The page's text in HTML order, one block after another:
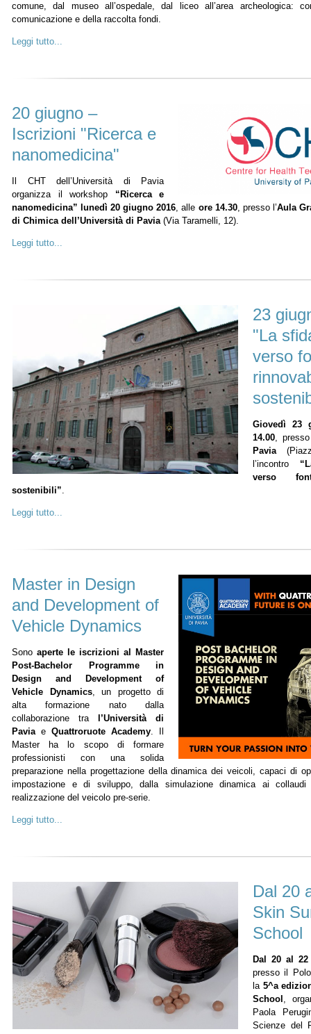
comune, dal museo all’ospedale, dal liceo all’area archeologica:
comunicazione e della raccolta fondi.
Leggi tutto...
20 giugno –
Iscrizioni "Ricerca e
nanomedicina"
Il CHT dell’Università di Pavia
organizza il workshop “Ricerca e
nanomedicina” lunedì 20 giugno 2016, alle ore 14.30, presso l’Aula
di Chimica dell’Università di Pavia(Via Taramelli, 12).
Leggi tutto...
23
"La
verso
Giovedì 23
14.00,
Pavia
l’incontro
verso
sostenibili”.
Leggi tutto...
Master in Design
and Development of
Vehicle Dynamics
Sono aperte le iscrizioni al Master
Post-Bachelor Programme in
Design and Development of
Vehicle Dynamics, un progetto di
alta formazione nato dalla
collaborazione tra
l’Università di
Paviae Quattroruote Academy. Il
Master ha lo scopo di formare
professionisti con una solida
preparazione nella progettazione della dinamica dei veicoli, capaci di
impostazione e di sviluppo, dalla simulazione dinamica ai
realizzazione del veicolo pre-serie.
Leggi tutto...
Dal 20
Skin
School
Dal 20 al
presso il
la 5^a
School ,
Paola
Scienze del